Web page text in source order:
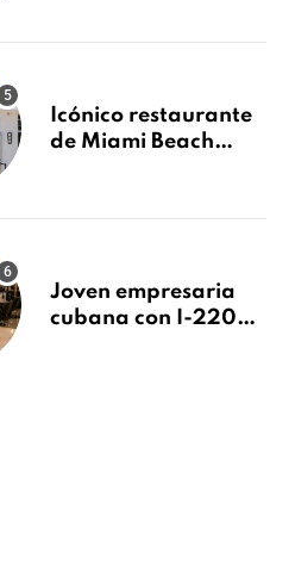
millones de
Icónico restaurante
de Miami Beach
después de 15 años
Joven empresaria
cubana con I-220A